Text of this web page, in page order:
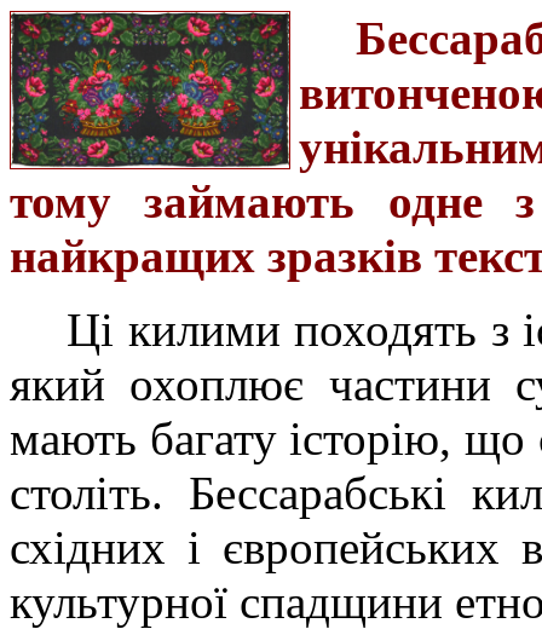
тому займають одне
найкращих зразків
Ці килими походять з
який охоплює частини
мають багату історію,
століть. Бессарабські
східних і європейських
культурної спадщини